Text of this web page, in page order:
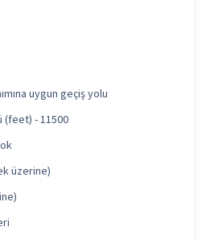
uygun geçiş yolu
(feet) - 11500
üzerine)